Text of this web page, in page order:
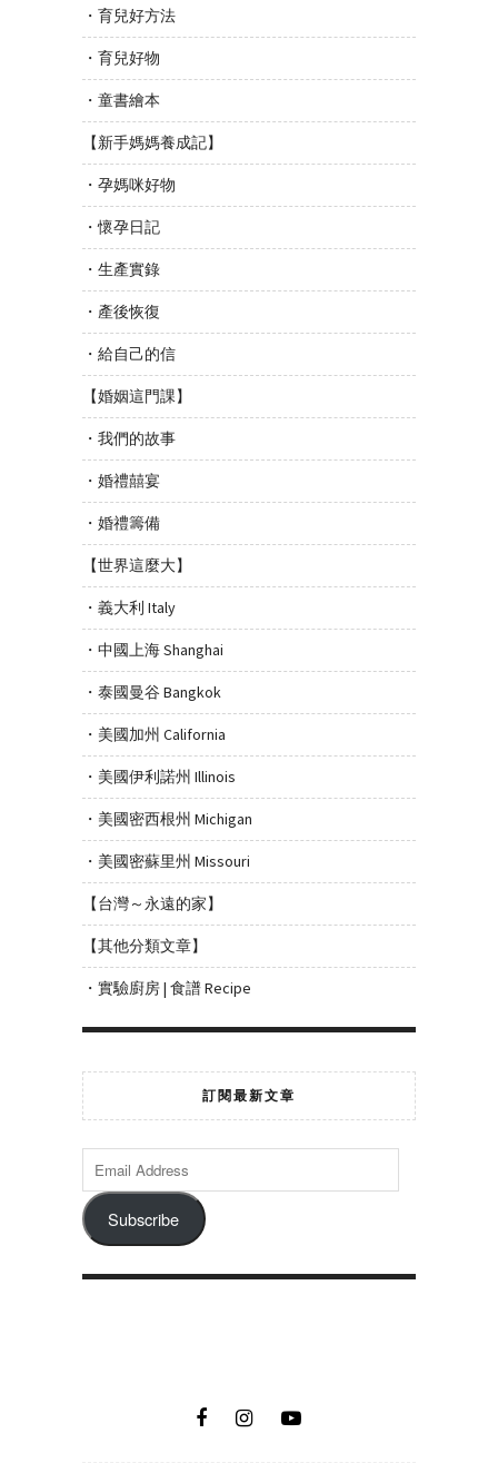
・育兒好方法
・育兒好物
・童書繪本
【新手媽媽養成記】
・孕媽咪好物
・懷孕日記
・生產實錄
・產後恢復
・給自己的信
【婚姻這門課】
・我們的故事
・婚禮囍宴
・婚禮籌備
【世界這麼大】
・義大利 Italy
・中國上海 Shanghai
・泰國曼谷 Bangkok
・美國加州 California
・美國伊利諾州 Illinois
・美國密西根州 Michigan
・美國密蘇里州 Missouri
【台灣～永遠的家】
【其他分類文章】
・實驗廚房 | 食譜 Recipe
訂閱最新文章
Subscribe